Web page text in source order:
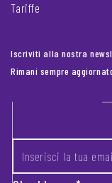
Tariffe
Iscriviti alla nostra
Rimani sempre
Footer newsletter